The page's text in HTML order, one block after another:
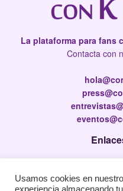
La plataforma para fans
Contacta con
Política
Usamos cookies en